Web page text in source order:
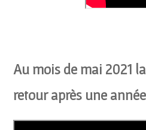
Au mois de mai 2021
retour après une